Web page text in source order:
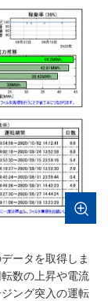
ータを取得しま
数の上昇や電流
ング突入の運転